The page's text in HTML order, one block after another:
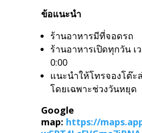
ข้อแนะนำ
ร้านอาหารมีที่จอดรถ
ร้านอาหารเปิดทุกวัน เ
0:00
แนะนำให้โทรจองโต๊ะ
โดยเฉพาะช่วงวันหยุด
Google
map: https://